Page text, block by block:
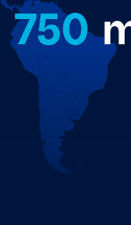
750